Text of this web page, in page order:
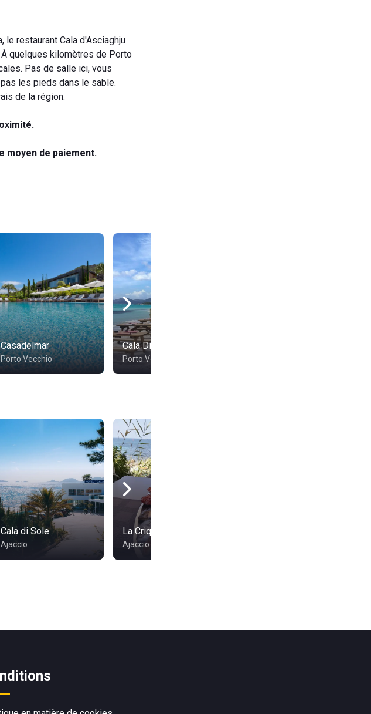
le restaurant Cala d'Asciaghju
quelques kilomètres de Porto
Pas de salle ici, vous
les pieds dans le sable.
de la région.
moyen de paiement.
Casadelmar
Porto Vecchio
Cala Di Lume
Porto Vecchio
Cala di Sole
Ajaccio
La Crique
Ajaccio